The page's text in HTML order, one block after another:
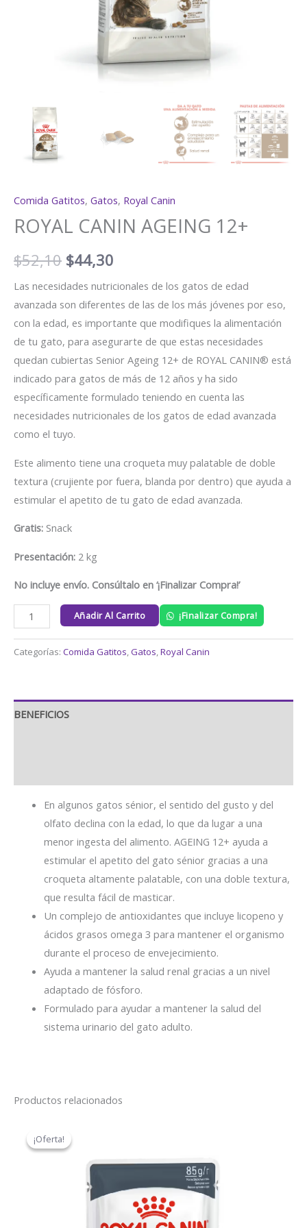
Comida Gatitos, Gatos, Royal Canin
ROYAL CANIN AGEING 12+
$52,10 $44,30
Las necesidades nutricionales de los gatos de edad
avanzada son diferentes de las de los más jóvenes por eso,
con la edad, es importante que modifiques la alimentación
de tu gato, para asegurarte de que estas necesidades
quedan cubiertas Senior Ageing 12+ de ROYAL CANIN® está
indicado para gatos de más de 12 años y ha sido
específicamente formulado teniendo en cuenta las
necesidades nutricionales de los gatos de edad avanzada
como el tuyo.
Este alimento tiene una croqueta muy palatable de doble
textura (crujiente por fuera, blanda por dentro) que ayuda a
estimular el apetito de tu gato de edad avanzada.
Gratis: Snack
Presentación: 2 kg
No incluye envío. Consúltalo en ‘¡Finalizar Compra!’
Añadir Al Carrito ¡Finalizar Compra!
Categorías: Comida Gatitos,Gatos,Royal Canin
BENEFICIOS
En algunos gatos sénior, el sentido del gusto y del
olfato declina con la edad, lo que da lugar a una
menor ingesta del alimento. AGEING 12+ ayuda a
estimular el apetito del gato sénior gracias a una
croqueta altamente palatable, con una doble textura,
que resulta fácil de masticar.
Un complejo de antioxidantes que incluye licopeno y
ácidos grasos omega 3 para mantener el organismo
durante el proceso de envejecimiento.
Ayuda a mantener la salud renal gracias a un nivel
adaptado de fósforo.
Formulado para ayudar a mantener la salud del
sistema urinario del gato adulto.
Productos relacionados
¡Oferta!
¡Oferta!
precio
original
era:
$44,65.